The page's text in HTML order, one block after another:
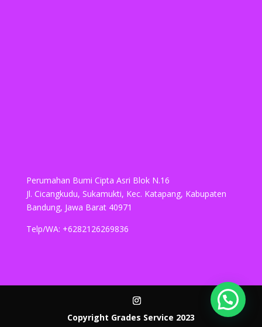
Perumahan Bumi Cipta Asri Blok N.16
Jl. Cicangkudu, Sukamukti, Kec. Katapang, Kabupaten
Bandung, Jawa Barat 40971
Telp/WA: +6282126269836
Copyright Grades Service 2023